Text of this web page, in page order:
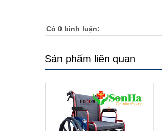
Có 0 bình luận:
Sản phẩm liên quan